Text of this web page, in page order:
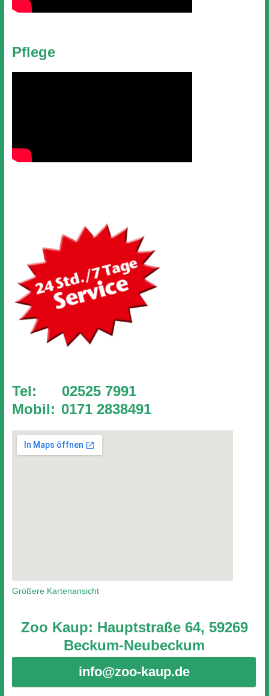
Pflege
Tel: 02525 7991
Mobil: 0171 2838491
Größere Kartenansicht
Zoo Kaup: Hauptstraße 64, 59269
Beckum-Neubeckum
info@zoo-kaup.de